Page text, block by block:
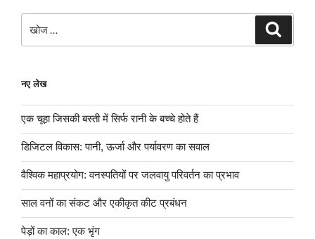
नए लेख
एक चूहा जिसकी बस्ती में सिर्फ रानी के बच्चे होते हैं
डिजिटल विकास: पानी, ऊर्जा और पर्यावरण का सवाल
वैश्विक महाप्रयोग: वनस्पतियों पर जलवायु परिवर्तन का प्रभाव
साल वनों का संकट और एकीकृत कीट प्रबंधन
पेड़ों का काल: एक भृंग